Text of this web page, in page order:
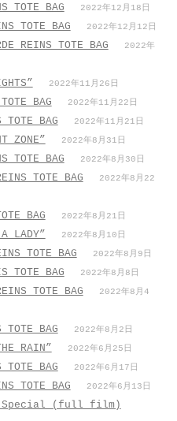
TOTE BAG 2022年12月18日
TOTE BAG 2022年12月12日
REINS TOTE BAG
2022年
2022年11月26日
BAG 2022年11月22日
BAG 2022年11月21日
ZONE” 2022年8月31日
TOTE BAG 2022年8月30日
TOTE BAG
2022年8月22
BAG 2022年8月21日
LADY” 2022年8月10日
TOTE BAG 2022年8月9日
TOTE BAG 2022年8月8日
TOTE BAG
2022年8月4
BAG 2022年8月2日
RAIN” 2022年6月25日
BAG 2022年6月17日
TOTE BAG 2022年6月13日
Special (full film)